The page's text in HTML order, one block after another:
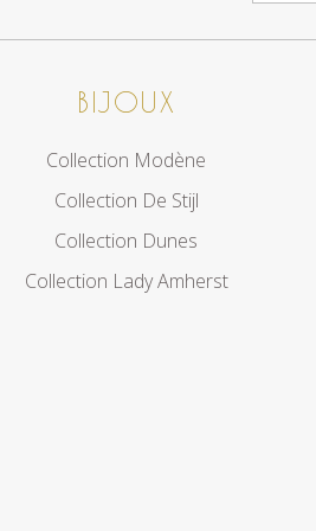
BIJOUX
Collection Modène
Collection De Stijl
Collection Dunes
Collection Lady Amherst